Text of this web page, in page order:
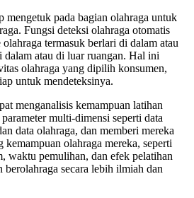
mengetuk pada bagian olahraga untuk
Fungsi deteksi olahraga otomatis
termasuk berlari di dalam atau
dalam atau di luar ruangan. Hal ini
olahraga yang dipilih konsumen,
untuk mendeteksinya.
menganalisis kemampuan latihan
multi-dimensi seperti data
data olahraga, dan memberi mereka
kemampuan olahraga mereka, seperti
waktu pemulihan, dan efek pelatihan
berolahraga secara lebih ilmiah dan